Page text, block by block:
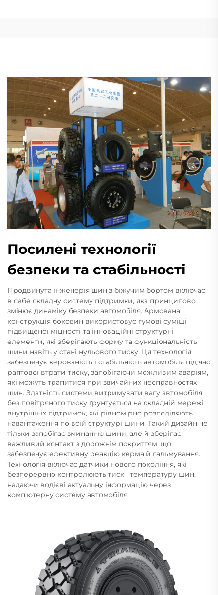
Посилені технології
безпеки та стабільності
Продвинута інженерія шин з біжучим бортом включає
в себе складну систему підтримки, яка принципово
змінює динаміку безпеки автомобіля. Армована
конструкція боковин використовує гумові суміші
підвищеної міцності та інноваційні структурні
елементи, які зберігають форму та функціональність
шини навіть у стані нульового тиску. Ця технологія
забезпечує керованість і стабільність автомобіля під час
раптової втрати тиску, запобігаючи можливим аваріям,
які можуть трапитися при звичайних несправностях
шин. Здатність системи витримувати вагу автомобіля
без повітряного тиску ґрунтується на складній мережі
внутрішніх підтримок, які рівномірно розподіляють
навантаження по всій структурі шини. Такий дизайн не
тільки запобігає зминанню шини, але й зберігає
важливий контакт з дорожнім покриттям, що
забезпечує ефективну реакцію керма й гальмування.
Технологія включає датчики нового покоління, які
безперервно контролюють тиск і температуру шин,
надаючи водієві актуальну інформацію через
комп'ютерну систему автомобіля.